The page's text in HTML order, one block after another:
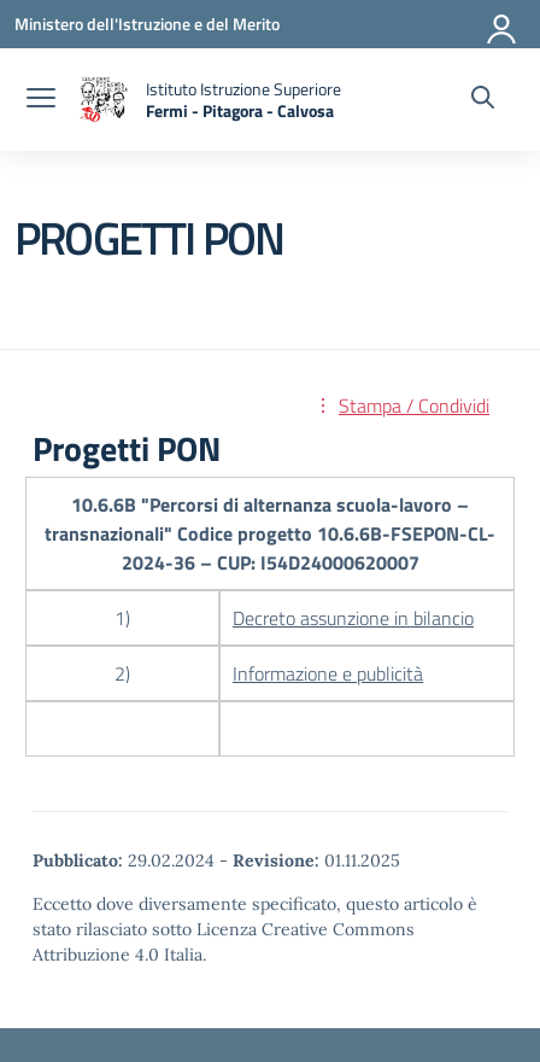
Vai ai contenuti
Vai al menu di navigazione
Vai al footer
Ministero dell'Istruzione e del Merito
Istituto Istruzione Superiore
Fermi - Pitagora - Calvosa
— Visita la pagina iniziale della scuola
PROGETTI PON
Stampa / Condividi
Progetti PON
10.6.6B "Percorsi di alternanza scuola-lavoro –
transnazionali" Codice progetto 10.6.6B-FSEPON-CL-
2024-36 – CUP: I54D24000620007
1)
Decreto assunzione in bilancio
2)
Informazione e publicità
Pubblicato: 29.02.2024 - Revisione: 01.11.2025
Eccetto dove diversamente specificato, questo articolo è
stato rilasciato sotto Licenza Creative Commons
Attribuzione 4.0 Italia.